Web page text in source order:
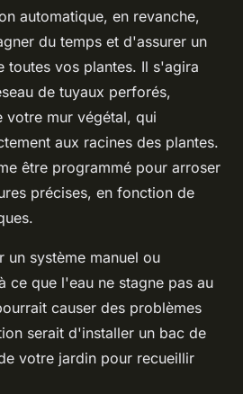
automatique, en revanche,
du temps et d'assurer un
toutes vos plantes. Il s'agira
de tuyaux perforés,
votre mur végétal, qui
aux racines des plantes.
être programmé pour arroser
précises, en fonction de
un système manuel ou
ce que l'eau ne stagne pas au
causer des problèmes
serait d'installer un bac de
votre jardin pour recueillir